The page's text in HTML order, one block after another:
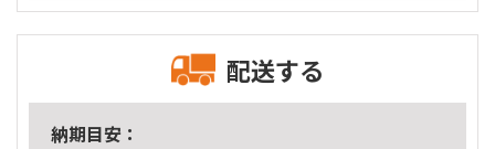
配送する
納期目安：